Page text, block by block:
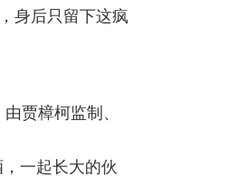
身后只留下这疯
贾樟柯监制、
一起长大的伙